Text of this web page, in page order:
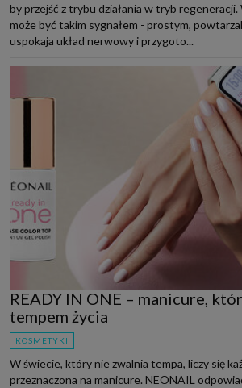
by przejść z trybu działania w tryb regeneracji.
może być takim sygnałem - prostym,
uspokaja układ nerwowy i przygoto...
READY IN ONE – manicure,
tempem życia
KOSMETYKI
W świecie, który nie zwalnia tempa, liczy się
przeznaczona na manicure. NEONAIL